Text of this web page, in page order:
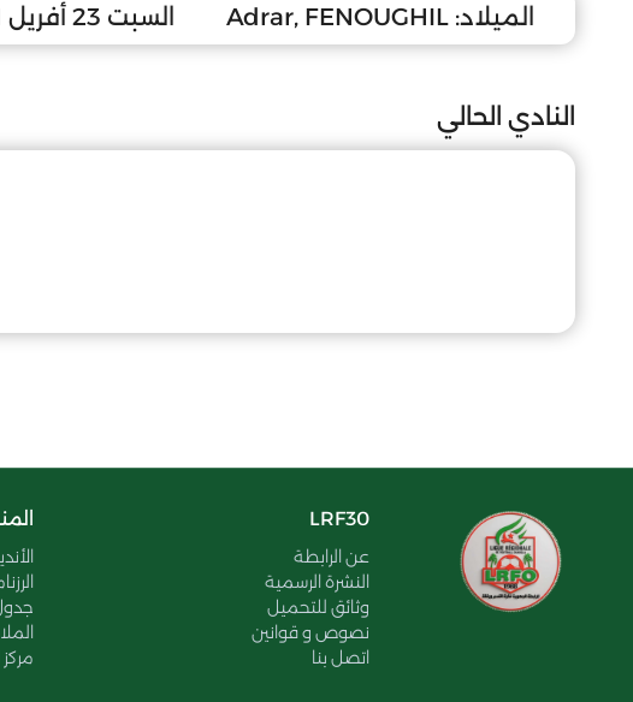
الميلاد: Adrar, FENOUGHIL السبت 23 أفريل 2011
النادي الحالي
LRF30
عن الرابطة
النشرة الرسمية
وثائق للتحميل
نصوص و قوانين
اتصل بنا